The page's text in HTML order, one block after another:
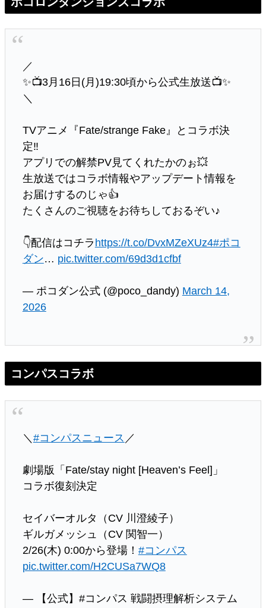
／
✨📺3月16日(月)19:30頃から公式生放送📺✨
＼
TVアニメ『Fate/strange Fake』とコラボ決
定‼️
アプリでの解禁PV見てくれたかのぉ💥
生放送ではコラボ情報やアップデート情報を
お届けするのじゃ👍
たくさんのご視聴をお待ちしておるぞい♪
👇配信はコチラ https://t.co/DvxMZeXUz4#ポコ
ダン… pic.twitter.com/69d3d1cfbf
— ポコダン公式 (@poco_dandy) March 14,
2026
コンパスコラボ
＼ #コンパスニュース ／
劇場版「Fate/stay night [Heaven’s Feel]」
コラボ復刻決定
セイバーオルタ（CV 川澄綾子）
ギルガメッシュ（CV 関智一）
2/26(木) 0:00から登場！ #コンパス
pic.twitter.com/H2CUSa7WQ8
— 【公式】#コンパス 戦闘摂理解析システム